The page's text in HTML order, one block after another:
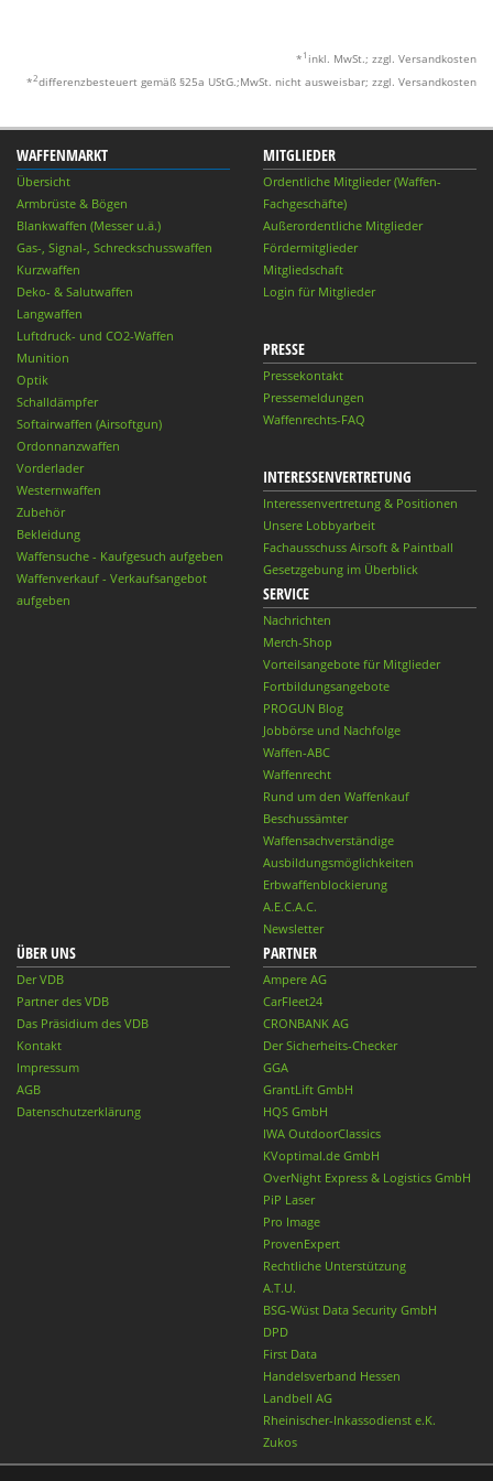
* 1 inkl. MwSt.; zzgl. Versandkosten
*2differenzbesteuert gemäß §25a UStG.;MwSt. nicht ausweisbar; zzgl. Versandkosten
WAFFENMARKT
Übersicht
Armbrüste & Bögen
Blankwaffen (Messer u.ä.)
Gas-, Signal-, Schreckschusswaffen
Kurzwaffen
Deko- & Salutwaffen
Langwaffen
Luftdruck- und CO2-Waffen
Munition
Optik
Schalldämpfer
Softairwaffen (Airsoftgun)
Ordonnanzwaffen
Vorderlader
Westernwaffen
Zubehör
Bekleidung
Waffensuche - Kaufgesuch aufgeben
Waffenverkauf - Verkaufsangebot
aufgeben
MITGLIEDER
Ordentliche Mitglieder (Waffen-
Fachgeschäfte)
Außerordentliche Mitglieder
Fördermitglieder
Mitgliedschaft
Login für Mitglieder
PRESSE
Pressekontakt
Pressemeldungen
Waffenrechts-FAQ
INTERESSENVERTRETUNG
Interessenvertretung & Positionen
Unsere Lobbyarbeit
Fachausschuss Airsoft & Paintball
Gesetzgebung im Überblick
SERVICE
Nachrichten
Merch-Shop
Vorteilsangebote für Mitglieder
Fortbildungsangebote
PROGUN Blog
Jobbörse und Nachfolge
Waffen-ABC
Waffenrecht
Rund um den Waffenkauf
Beschussämter
Waffensachverständige
Ausbildungsmöglichkeiten
Erbwaffenblockierung
A.E.C.A.C.
Newsletter
ÜBER UNS
Der VDB
Partner des VDB
Das Präsidium des VDB
Kontakt
Impressum
AGB
Datenschutzerklärung
PARTNER
Ampere AG
CarFleet24
CRONBANK AG
Der Sicherheits-Checker
GGA
GrantLift GmbH
HQS GmbH
IWA OutdoorClassics
KVoptimal.de GmbH
OverNight Express & Logistics GmbH
PiP Laser
Pro Image
ProvenExpert
Rechtliche Unterstützung
A.T.U.
BSG-Wüst Data Security GmbH
DPD
First Data
Handelsverband Hessen
Landbell AG
Rheinischer-Inkassodienst e.K.
Zukos